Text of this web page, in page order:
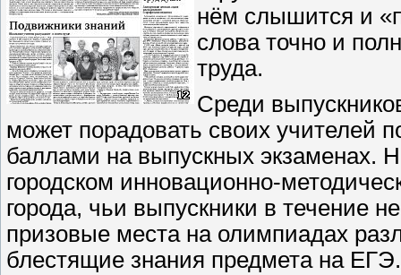
нём слышится и
слова точно и
труда.
Среди
может порадовать своих учителей
баллами на выпускных экзаменах.
городском инновационно-
города, чьи выпускники в течение
призовые места на олимпиадах
блестящие знания предмета на ЕГЭ.